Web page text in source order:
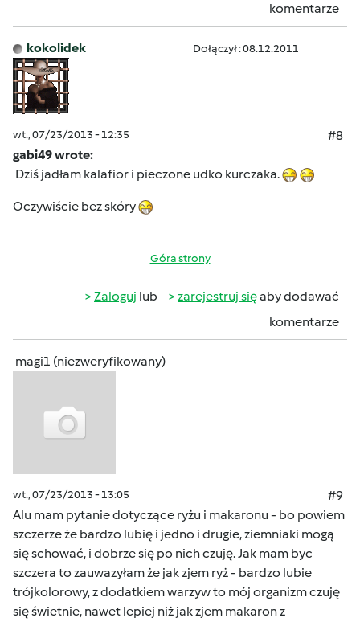
komentarze
kokolidek Dołączył : 08.12.2011
wt., 07/23/2013 - 12:35
#8
gabi49 wrote:
Dziś jadłam kalafior i pieczone udko kurczaka.
Oczywiście bez skóry
Góra strony
Zaloguj lub zarejestruj sięaby dodawać
komentarze
magi1 (niezweryfikowany)
wt., 07/23/2013 - 13:05
#9
Alu mam pytanie dotyczące ryżu i makaronu - bo powiem
szczerze że bardzo lubię i jedno i drugie, ziemniaki mogą
się schować, i dobrze się po nich czuję. Jak mam byc
szczera to zauwazyłam że jak zjem ryż - bardzo lubie
trójkolorowy, z dodatkiem warzyw to mój organizm czuję
się świetnie, nawet lepiej niż jak zjem makaron z